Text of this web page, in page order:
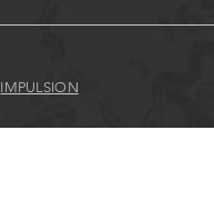
IMPULSION